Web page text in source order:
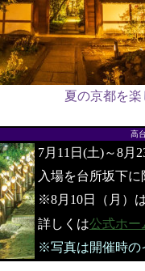
夏の京都を
高
7月11日(土)～8月
入場を台所坂下
※8月10日（月）
詳しくは公式ホー
※写真は開催時の